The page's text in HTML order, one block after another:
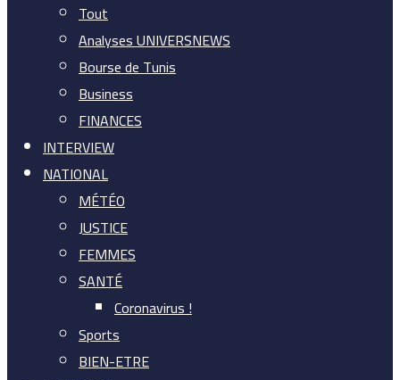
Tout
Analyses UNIVERSNEWS
Bourse de Tunis
Business
FINANCES
INTERVIEW
NATIONAL
MÉTÉO
JUSTICE
FEMMES
SANTÉ
Coronavirus !
Sports
BIEN-ETRE